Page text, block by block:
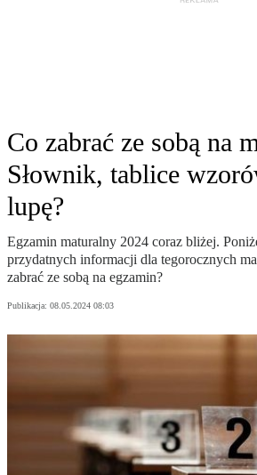
Co zabrać ze sobą na
Słownik, tablice
lupę?
Egzamin maturalny 2024 coraz bliżej.
przydatnych informacji dla tegorocznych
zabrać ze sobą na egzamin?
Publikacja: 08.05.2024 08:03